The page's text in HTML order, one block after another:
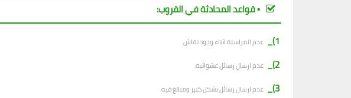
▪︎ قواعد المحادثة في القروب:
1)_
عدم المراسلة اثناء وجود نقاش.
2)_ عدم ارسال رسائل عشوائية.
3)_ عدم ارسال رسائل بشكل كبير ومبالغ فيه.